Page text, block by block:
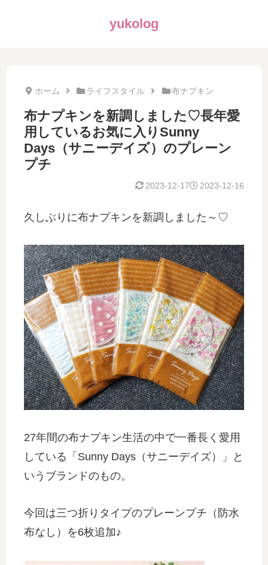
yukolog
ホーム ライフスタイル 布ナプキン
布ナプキンを新調しました♡長年愛
用しているお気に入りSunny
Days（サニーデイズ）のプレーン
プチ
2023-12-16
2023-12-17
久しぶりに布ナプキンを新調しました～♡
27年間の布ナプキン生活の中で一番長く愛用
している「Sunny Days（サニーデイズ）」と
いうブランドのもの。
今回は三つ折りタイプのプレーンプチ（防水
布なし）を6枚追加♪